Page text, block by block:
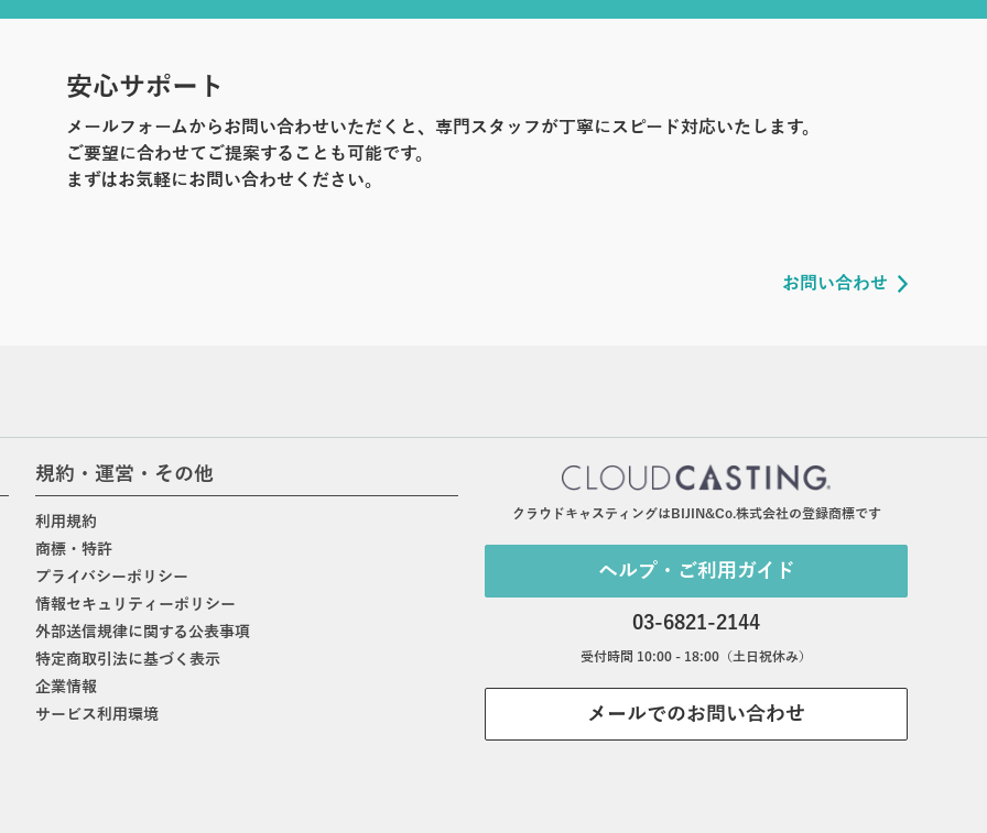
安心サポート
メールフォームからお問い合わせいただくと、専門スタッフが丁寧にスピード対応いたします。
ご要望に合わせてご提案することも可能です。
まずはお気軽にお問い合わせください。
お問い合わせ
規約・運営・その他
利用規約
商標・特許
プライバシーポリシー
情報セキュリティーポリシー
外部送信規律に関する公表事項
特定商取引法に基づく表示
企業情報
サービス利用環境
クラウドキャスティングはBIJIN&Co.株式会社の登録商標です
ヘルプ・ご利用ガイド
03-6821-2144
受付時間 10:00 - 18:00（土日祝休み）
メールでのお問い合わせ